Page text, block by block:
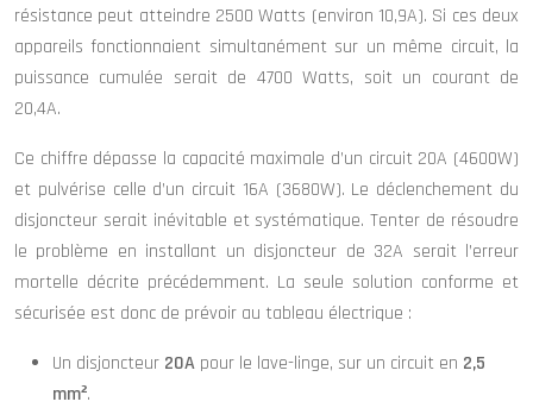
résistance peut atteindre 2500 Watts (environ 10,9A). Si ces deux
appareils fonctionnaient simultanément sur un même circuit, la
puissance cumulée serait de 4700 Watts, soit un courant de
20,4A.
Ce chiffre dépasse la capacité maximale d’un circuit 20A (4600W)
et pulvérise celle d’un circuit 16A (3680W). Le déclenchement du
disjoncteur serait inévitable et systématique. Tenter de résoudre
le problème en installant un disjoncteur de 32A serait l’erreur
mortelle décrite précédemment. La seule solution conforme et
sécurisée est donc de prévoir au tableau électrique :
Un disjoncteur 20A pour le lave-linge, sur un circuit en 2,5
mm².